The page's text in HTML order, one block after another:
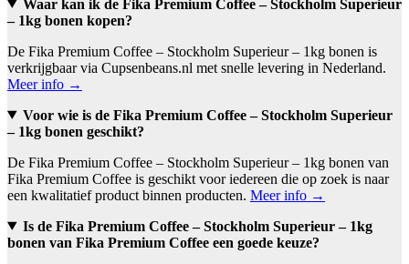
Waar kan ik de Fika Premium Coffee – Stockholm Superieur
– 1kg bonen kopen?
De Fika Premium Coffee – Stockholm Superieur – 1kg bonen is
verkrijgbaar via Cupsenbeans.nl met snelle levering in Nederland.
Meer info →
Voor wie is de Fika Premium Coffee – Stockholm Superieur
– 1kg bonen geschikt?
De Fika Premium Coffee – Stockholm Superieur – 1kg bonen van
Fika Premium Coffee is geschikt voor iedereen die op zoek is naar
een kwalitatief product binnen producten. Meer info →
Is de Fika Premium Coffee – Stockholm Superieur – 1kg
bonen van Fika Premium Coffee een goede keuze?